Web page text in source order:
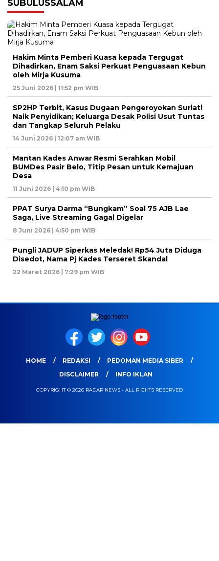
SUBULUSSALAM
Hakim Minta Pemberi Kuasa kepada Tergugat
Dihadirkan, Enam Saksi Perkuat Penguasaan Kebun
oleh Mirja Kusuma
25 Juni 2026 | 11:52 pm WIB
SP2HP Terbit, Kasus Dugaan Pengeroyokan Suriati
Naik Penyidikan; Keluarga Desak Polisi Usut Tuntas
dan Tangkap Seluruh Pelaku
14 Juni 2026 | 12:07 am WIB
Mantan Kades Anwar Resmi Serahkan Mobil
BUMDes Pasir Belo, Titip Pesan untuk Kemajuan
Desa
11 Juni 2026 | 4:10 pm WIB
PPAT Surya Darma “Bungkam” Soal 75 AJB Lae
Saga, Live Streaming Gagal Digelar
8 Juni 2026 | 4:50 pm WIB
Pungli JADUP Siperkas Meledak! Rp54 Juta Diduga
Disedot, Nama Pj Kades Terseret Skandal
22 Maret 2026 | 7:29 pm WIB
HOME REDAKSI
PEDOMAN MEDIA SIBER
DISCLAIMER
INFO IKLAN
COPYRIGHT © 2026 RADAR NEWS - ALL RIGHTS RESERVED